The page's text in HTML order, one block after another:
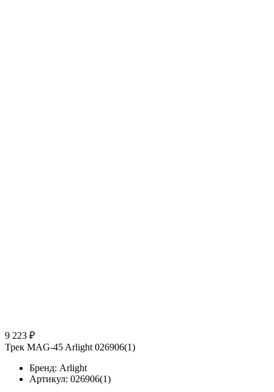
9 223 ₽
Трек MAG-45 Arlight 026906(1)
Бренд: Arlight
Артикул: 026906(1)